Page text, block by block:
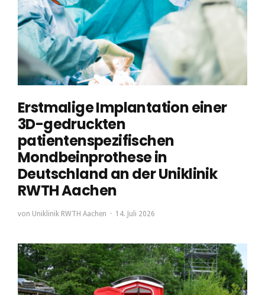
Erstmalige Implantation einer
3D-gedruckten
patientenspezifischen
Mondbeinprothese in
Deutschland an der Uniklinik
RWTH Aachen
von Uniklinik RWTH Aachen 14. Juli 2026